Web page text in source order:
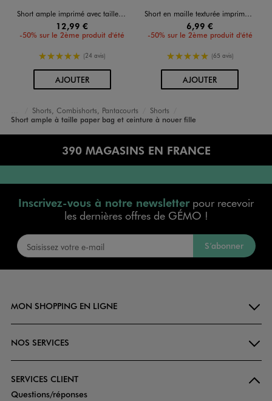
Short ample imprimé avec taille paper bag ajustable fille
12,99 €
-50% sur le 2ème produit d'été
5/5 de moyenne
(24 avis)
AJOUTERAU PANIER
Short en maille texturée imprimée à volants fille
6,99 €
-50% sur le 2ème produit d'été
5/5 de moyenne
(65 avis)
AJOUTERAU PANIER
Accueil
Fille
Vêtements
Shorts, Combishorts, Pantacourts
Shorts
Short ample à taille paper bag et ceinture à nouer fille
390 MAGASINS EN FRANCE
Inscrivez-vous à notre newsletterpour recevoir
les dernières offres de GÉMO !
S’abonner
MON SHOPPING EN LIGNE
NOS SERVICES
SERVICES CLIENT
Questions/réponses